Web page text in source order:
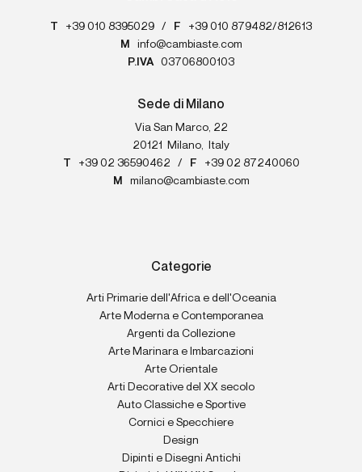
T +39 010 8395029 / F
+39 010 879482/812613
M
info@cambiaste.com
P.IVA
03706800103
Sede di Milano
Via San Marco, 22
20121
Milano,
Italy
T
+39 02 36590462 / F
+39 02 87240060
M
milano@cambiaste.com
Categorie
Arti Primarie dell'Africa e dell'Oceania
Arte Moderna e Contemporanea
Argenti da Collezione
Arte Marinara e Imbarcazioni
Arte Orientale
Arti Decorative del XX secolo
Auto Classiche e Sportive
Cornici e Specchiere
Design
Dipinti e Disegni Antichi